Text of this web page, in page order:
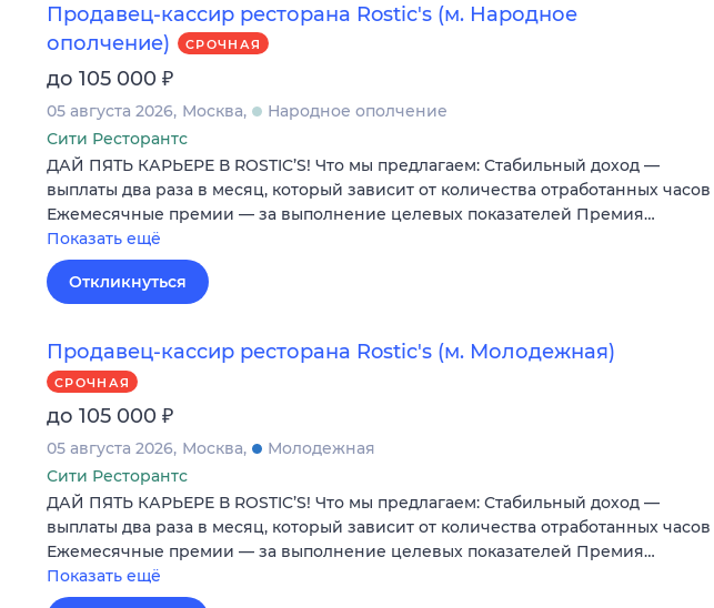
Продавец-кассир ресторана Rostic's (м. Народное
ополчение)
СРОЧНАЯ
до 105 000 ₽
05 августа 2026 Москва
Народное ополчение
Сити Ресторантс
ДАЙ ПЯТЬ КАРЬЕРЕ В ROSTIC’S! Что мы предлагаем: Стабильный доход —
выплаты два раза в месяц, который зависит от количества отработанных часов
Ежемесячные премии — за выполнение целевых показателей Премия…
Показать ещё
Откликнуться
Продавец-кассир ресторана Rostic's (м. Молодежная)
СРОЧНАЯ
до 105 000 ₽
05 августа 2026 Москва
Молодежная
Сити Ресторантс
ДАЙ ПЯТЬ КАРЬЕРЕ В ROSTIC’S! Что мы предлагаем: Стабильный доход —
выплаты два раза в месяц, который зависит от количества отработанных часов
Ежемесячные премии — за выполнение целевых показателей Премия…
Показать ещё